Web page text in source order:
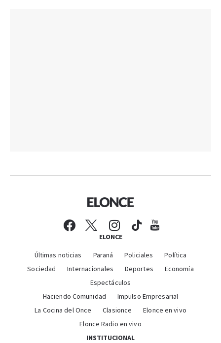
ELONCE
Últimas noticias Paraná Policiales
Política
Sociedad
Internacionales Deportes
Economía
Espectáculos
Haciendo Comunidad
Impulso Empresarial
La Cocina del Once
Clasionce
Elonce en vivo
Elonce Radio en vivo
INSTITUCIONAL